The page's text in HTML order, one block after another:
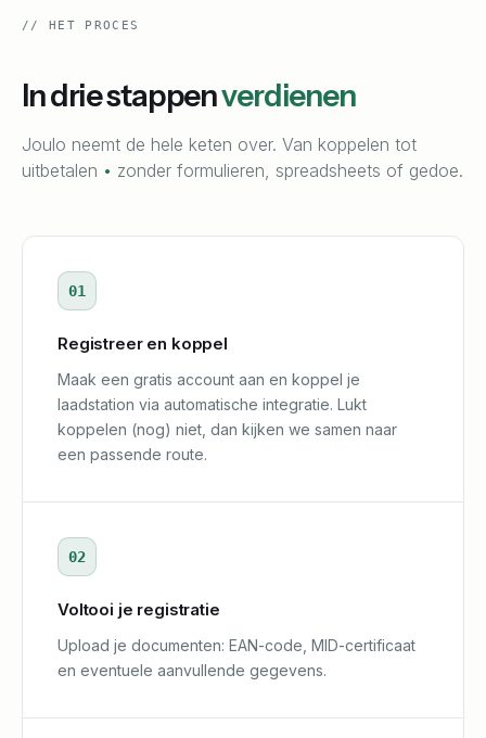
// HET PROCES
In drie stappenverdienen
Joulo neemt de hele keten over. Van koppelen tot
uitbetalen • zonder formulieren, spreadsheets of gedoe.
01
Registreer en koppel
Maak een gratis account aan en koppel je
laadstation via automatische integratie. Lukt
koppelen (nog) niet, dan kijken we samen naar
een passende route.
02
Voltooi je registratie
Upload je documenten: EAN-code, MID-certificaat
en eventuele aanvullende gegevens.